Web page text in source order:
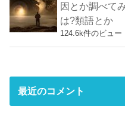
因とか調べて
は?類語とか
124.6k件のビュー
最近のコメント